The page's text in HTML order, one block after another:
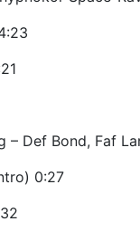
– Def Bond, Faf
0:27